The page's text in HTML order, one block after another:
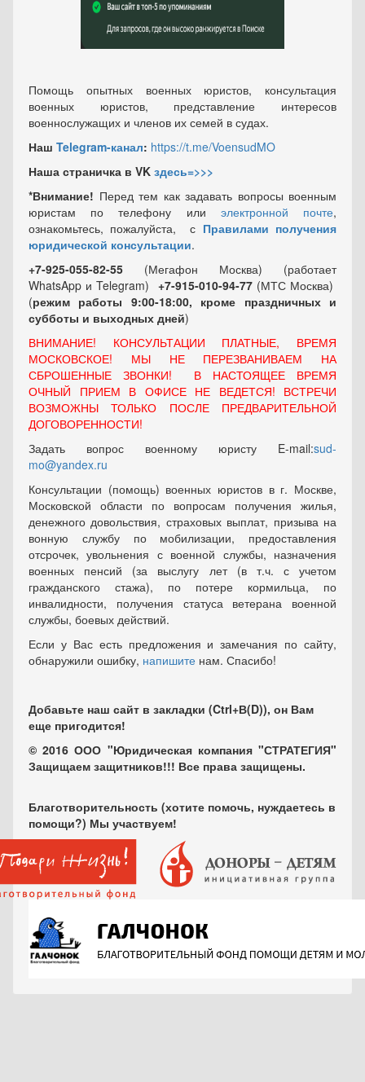
Помощь опытных военных юристов, консультация
военных юристов, представление интересов
военнослужащих и членов их семей в судах.
Наш Telegram-канал: https://t.me/VoensudMO
Наша страничка в VK здесь=>>>
*Внимание! Перед тем как задавать вопросы военным
юристам по телефону или электронной почте,
ознакомьтесь, пожалуйста, с Правилами получения
юридической консультации.
+7-925-055-82-55 (Мегафон Москва) (работает
WhatsApp и Telegram) +7-915-010-94-77 (МТС Москва)
(режим работы 9:00-18:00, кроме праздничных и
субботы и выходных дней)
ВНИМАНИЕ! КОНСУЛЬТАЦИИ ПЛАТНЫЕ, ВРЕМЯ
МОСКОВСКОЕ! МЫ НЕ ПЕРЕЗВАНИВАЕМ НА
СБРОШЕННЫЕ ЗВОНКИ! В НАСТОЯЩЕЕ ВРЕМЯ
ОЧНЫЙ ПРИЕМ В ОФИСЕ НЕ ВЕДЕТСЯ! ВСТРЕЧИ
ВОЗМОЖНЫ ТОЛЬКО ПОСЛЕ ПРЕДВАРИТЕЛЬНОЙ
ДОГОВОРЕННОСТИ!
Задать вопрос военному юристу E-mail:sud-
mo@yandex.ru
Консультации (помощь) военных юристов в г. Москве,
Московской области по вопросам получения жилья,
денежного довольствия, страховых выплат, призыва на
вонную службу по мобилизации, предоставления
отсрочек, увольнения с военной службы, назначения
военных пенсий (за выслугу лет (в т.ч. с учетом
гражданского стажа), по потере кормильца, по
инвалидности, получения статуса ветерана военной
службы, боевых действий.
Если у Вас есть предложения и замечания по сайту,
обнаружили ошибку, напишите нам. Спасибо!
Добавьте наш сайт в закладки (Ctrl+В(D)), он Вам
еще пригодится!
© 2016 ООО "Юридическая компания "СТРАТЕГИЯ"
Защищаем защитников!!! Все права защищены.
Благотворительность (хотите помочь, нуждаетесь в
помощи?) Мы участвуем!